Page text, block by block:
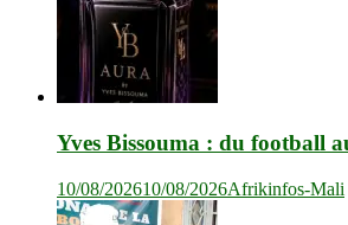
Yves Bissouma : du football
10/08/202610/08/2026Afrikinfos-Mali